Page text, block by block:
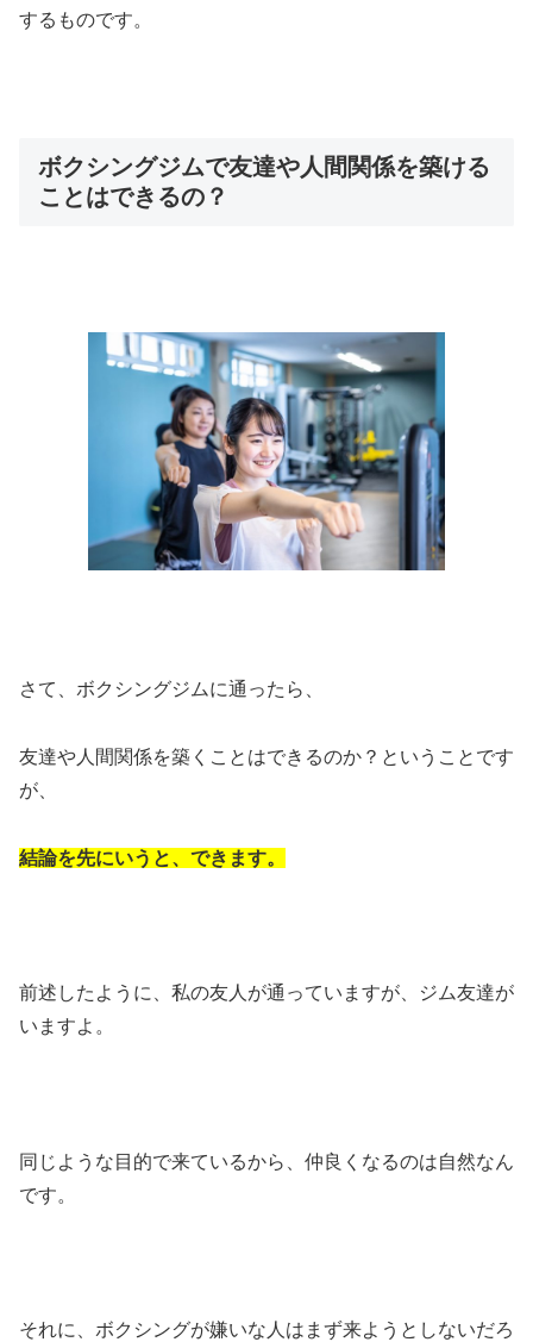
するものです。
ボクシングジムで友達や人間関係を築ける
ことはできるの？
さて、ボクシングジムに通ったら、
友達や人間関係を築くことはできるのか？ということです
が、
結論を先にいうと、できます。
前述したように、私の友人が通っていますが、ジム友達が
いますよ。
同じような目的で来ているから、仲良くなるのは自然なん
です。
それに、ボクシングが嫌いな人はまず来ようとしないだろ